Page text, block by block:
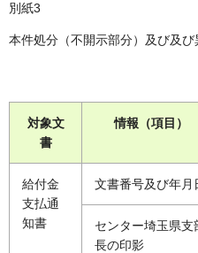
別紙3
本件処分（不開示部分）及び及
対象文
書
情報（項目）
給付金
支払通
知書
文書番号及び年月
センター埼玉県支
長の印影